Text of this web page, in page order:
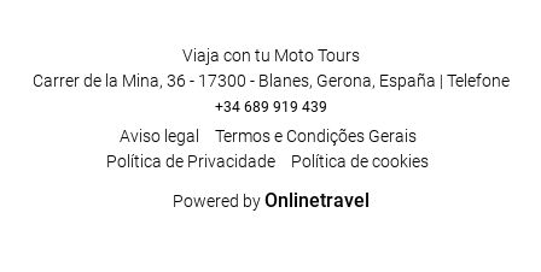
Viaja con tu Moto Tours
Carrer de la Mina, 36 - 17300 - Blanes, Gerona, España | Telefone
+34 689 919 439
Aviso legal
Termos e Condições Gerais
Polí­tica de Privacidade
Política de cookies
Powered byOnlinetravel